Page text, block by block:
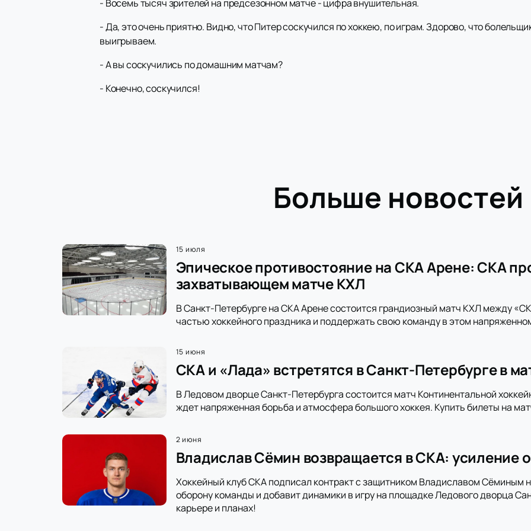
- Восемь тысяч зрителей на предсезонном матче - цифра внушительная.
- Да, это очень приятно. Видно, что Питер соскучился по хоккею, по играм. Здорово, что
выигрываем.
- А вы соскучились по домашним матчам?
- Конечно, соскучился!
Больше новостей
15 июля
Эпическое противостояние на СКА Арене: СКА
захватывающем матче КХЛ
В Санкт-Петербурге на СКА Арене состоится грандиозный матч КХЛ между
частью хоккейного праздника и поддержать свою команду в этом
15 июня
СКА и «Лада» встретятся в Санкт-Петербурге в
В Ледовом дворце Санкт-Петербурга состоится матч Континентальной
ждет напряженная борьба и атмосфера большого хоккея. Купить билеты на
2 июня
Владислав Сёмин возвращается в СКА: усиление
Хоккейный клуб СКА подписал контракт с защитником Владиславом Сёминым
оборону команды и добавит динамики в игру на площадке Ледового дворца
карьере и планах!